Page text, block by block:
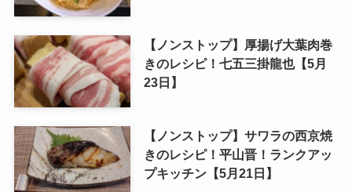
【ノンストップ】厚揚げ大葉肉巻
きのレシピ！七五三掛龍也【5月
23日】
【ノンストップ】サワラの西京焼
きのレシピ！平山晋！ランクアッ
プキッチン【5月21日】